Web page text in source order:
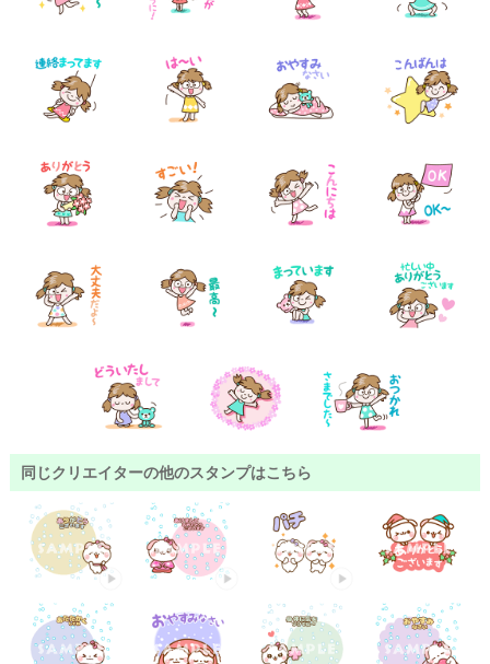
同じクリエイターの他のスタンプはこちら